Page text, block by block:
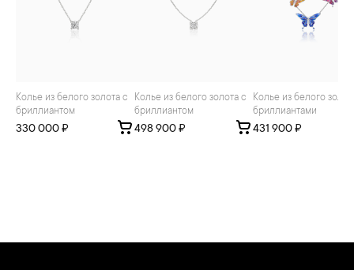
Колье из белого золота с
бриллиантом
330 000 ₽
Колье из белого золота с
бриллиантом
498 900 ₽
Колье из белого золота с
бриллиантами
431 900 ₽